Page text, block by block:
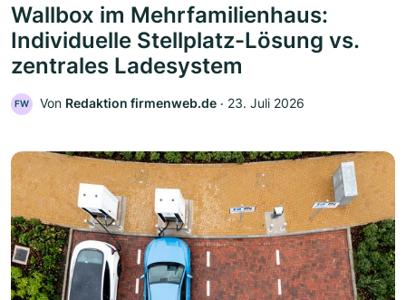
Wallbox im Mehrfamilienhaus:
Individuelle Stellplatz-Lösung vs.
zentrales Ladesystem
FW Von Redaktion firmenweb.de ‧ 23. Juli 2026